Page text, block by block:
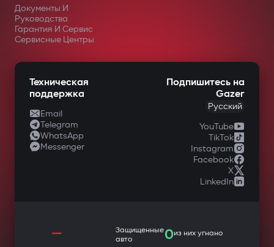
Документы И
Руководства
Гарантия И Сервис
Сервисные Центры
Техническая
поддержка
Email
Telegram
WhatsApp
Messenger
Подпишитесь на
Gazer
Русский
YouTube
TikTok
Instagram
Facebook
X
LinkedIn
—
Защищенные
авто
0из них угнано